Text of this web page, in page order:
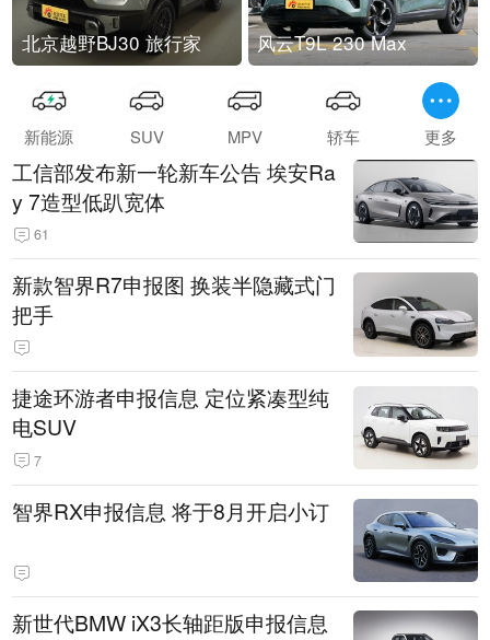
北京越野BJ30 旅行家 风云T9L 230 Max
新能源 SUV MPV 轿车 更多
工信部发布新一轮新车公告 埃安Ra
y 7造型低趴宽体
61
新款智界R7申报图 换装半隐藏式门
把手
捷途环游者申报信息 定位紧凑型纯
电SUV
7
智界RX申报信息 将于8月开启小订
新世代BMW iX3长轴距版申报信息